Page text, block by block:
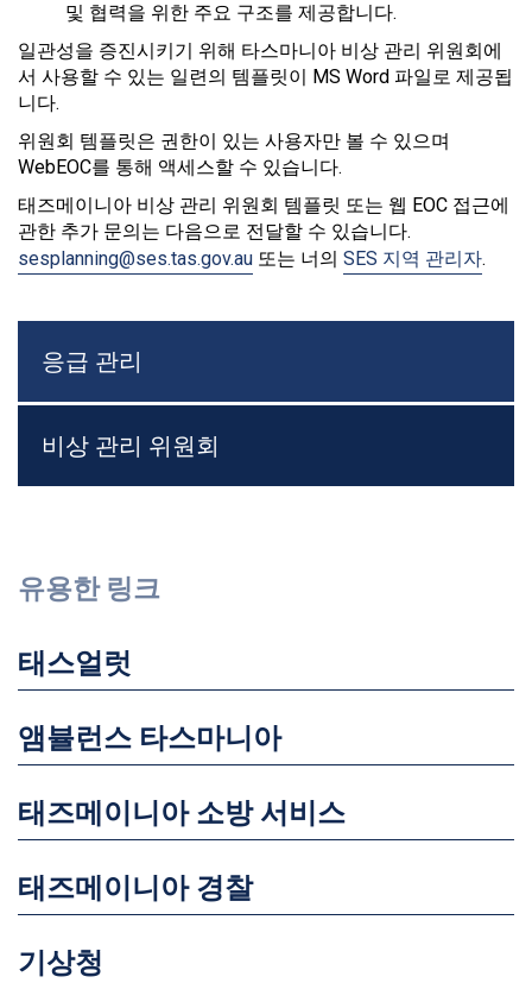
및 협력을 위한 주요 구조를 제공합니다.
일관성을 증진시키기 위해 타스마니아 비상 관리 위원회에
서 사용할 수 있는 일련의 템플릿이 MS Word 파일로 제공됩
니다.
위원회 템플릿은 권한이 있는 사용자만 볼 수 있으며
WebEOC를 통해 액세스할 수 있습니다.
태즈메이니아 비상 관리 위원회 템플릿 또는 웹 EOC 접근에
관한 추가 문의는 다음으로 전달할 수 있습니다.
sesplanning@ses.tas.gov.au 또는 너의 SES 지역 관리자.
응급 관리
비상 관리 위원회
유용한 링크
태스얼럿
앰뷸런스 타스마니아
태즈메이니아 소방 서비스
태즈메이니아 경찰
기상청